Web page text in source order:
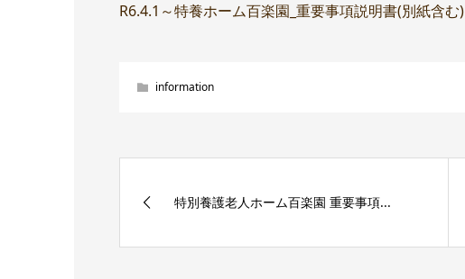
R6.4.1～特養ホーム百楽園_重要事項説明書(別紙含む)
information
特別養護老人ホーム百楽園 重要事項...